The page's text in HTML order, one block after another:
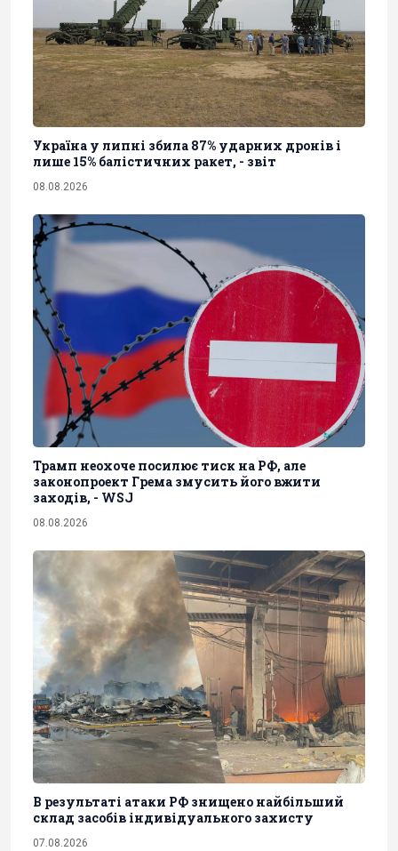
Україна у липні збила 87% ударних дронів і
лише 15% балістичних ракет, - звіт
08.08.2026
Трамп неохоче посилює тиск на РФ, але
законопроект Грема змусить його вжити
заходів, - WSJ
08.08.2026
В результаті атаки РФ знищено найбільший
склад засобів індивідуального захисту
07.08.2026